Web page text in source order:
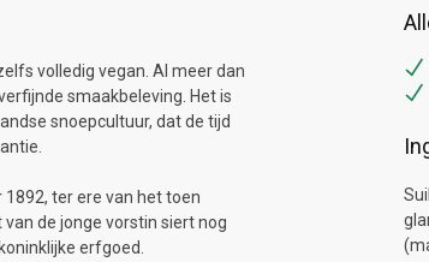
volledig vegan. Al meer dan
smaakbeleving. Het is
snoepcultuur, dat de tijd
ter ere van het toen
de jonge vorstin siert nog
erfgoed.